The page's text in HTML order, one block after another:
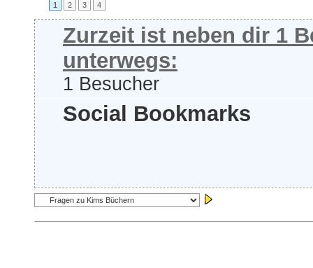
1 2 3 4
Zurzeit ist neben dir 1
unterwegs:
1 Besucher
Social Bookmarks